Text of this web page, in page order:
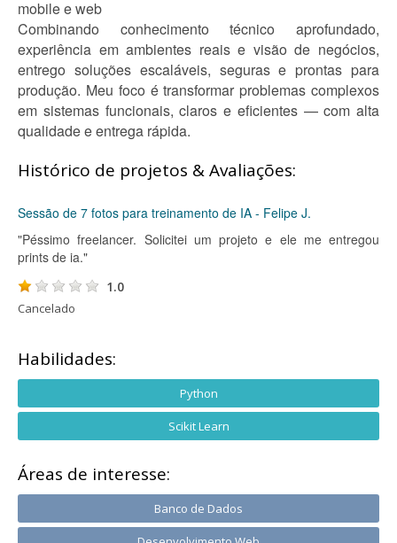
mobile e web
Combinando conhecimento técnico aprofundado,
experiência em ambientes reais e visão de negócios,
entrego soluções escaláveis, seguras e prontas para
produção. Meu foco é transformar problemas complexos
em sistemas funcionais, claros e eficientes — com alta
qualidade e entrega rápida.
Histórico de projetos & Avaliações:
Sessão de 7 fotos para treinamento de IA - Felipe J.
"Péssimo freelancer. Solicitei um projeto e ele me entregou
prints de ia."
1.0
Cancelado
Habilidades:
Python
Scikit Learn
Áreas de interesse:
Banco de Dados